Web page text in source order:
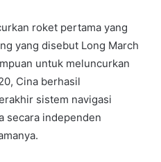
roket pertama yang
yang disebut Long March
untuk meluncurkan
Cina berhasil
sistem navigasi
secara independen